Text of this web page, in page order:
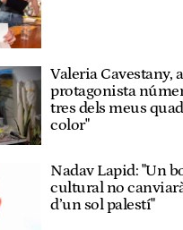
Valeria Cavestany,
protagonista
tres dels meus
color"
Nadav Lapid: "Un
cultural no
d’un sol palestí"